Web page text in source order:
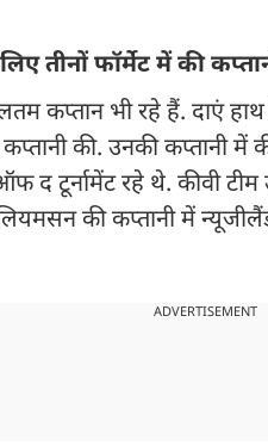
तीनों फॉर्मेट में की
कप्तान भी रहे हैं. दाएं
की. उनकी कप्तानी में
द टूर्नामेंट रहे थे. कीवी टीम
की कप्तानी में
ADVERTISEMENT